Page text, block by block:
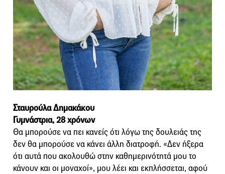
Σταυρούλα Δημακάκου
Γυμνάστρια, 28 χρόνων
Θα μπορούσε να πει κανείς ότι λόγω της δουλειάς της
δεν θα μπορούσε να κάνει άλλη διατροφή. «Δεν ήξερα
ότι αυτά που ακολουθώ στην καθημερινότητά μου το
κάνουν και οι μοναχοί», μου λέει και εκπλήσσεται, αφού